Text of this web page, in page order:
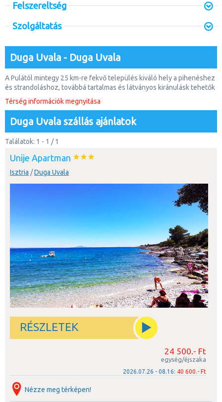
Felszereltség
Szolgáltatás
Duga Uvala - Duga Uvala
A Pulától mintegy 25 km-re fekvő település kiváló hely a pihenéshez
és strandoláshoz, továbbá tartalmas és látványos kiránulásk tehetők
innen az Isztria-félsziget nevezetességeihez, festői városaihoz.
Térség információk megnyitása
Duga Uvala szállás ajánlatok
Találatok: 1 - 1 / 1
Unije Apartman
Isztria /Duga Uvala
RÉSZLETEK
24 500.- Ft
egység/éjszaka
2026.07.26 - 08.16: 40 600.- Ft
Nézze meg térképen!